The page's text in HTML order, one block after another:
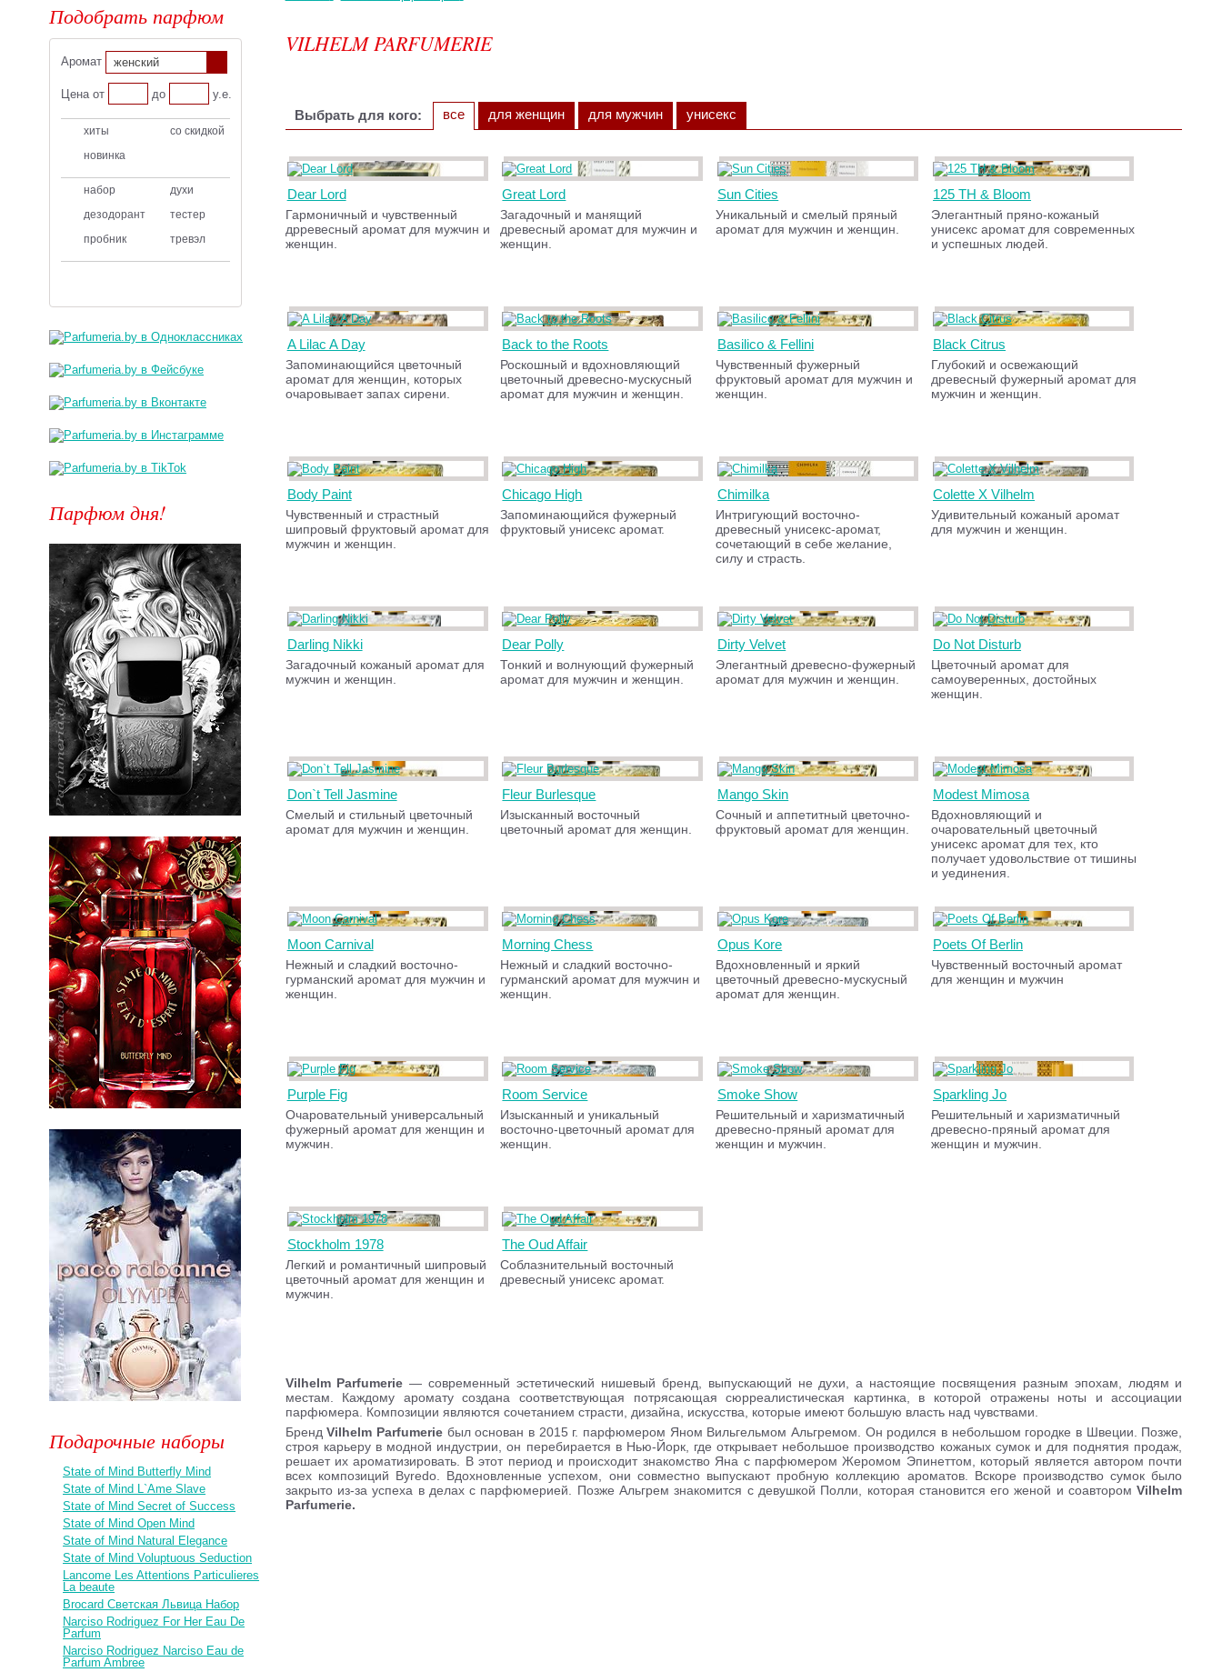
VILHELM PARFUMERIE
Выбрать для кого: все для женщин для мужчин унисекс
Dear Lord
Гармоничный и чувственный
дрревесный аромат для мужчин и
женщин.
Great Lord
Загадочный и манящий
древесный аромат для мужчин и
женщин.
Sun Cities
Уникальный и смелый пряный
аромат для мужчин и женщин.
125 TH & Bloom
Элегантный пряно-кожаный
унисекс аромат для современных
и успешных людей.
A Lilac A Day
Запоминающийся цветочный
аромат для женщин, которых
очаровывает запах сирени.
Back to the Roots
Роскошный и вдохновляющий
цветочный древесно-мускусный
аромат для мужчин и женщин.
Basilico & Fellini
Чувственный фужерный
фруктовый аромат для мужчин и
женщин.
Black Citrus
Глубокий и освежающий
древесный фужерный аромат для
мужчин и женщин.
Body Paint
Чувственный и страстный
шипровый фруктовый аромат для
мужчин и женщин.
Chicago High
Запоминающийся фужерный
фруктовый унисекс аромат.
Chimilka
Интригующий восточно-
древесный унисекс-аромат,
сочетающий в себе желание,
силу и страсть.
Colette X Vilhelm
Удивительный кожаный аромат
для мужчин и женщин.
Darling Nikki
Загадочный кожаный аромат для
мужчин и женщин.
Dear Polly
Тонкий и волнующий фужерный
аромат для мужчин и женщин.
Dirty Velvet
Элегантный древесно-фужерный
аромат для мужчин и женщин.
Do Not Disturb
Цветочный аромат для
самоуверенных, достойных
женщин.
Don`t Tell Jasmine
Смелый и стильный цветочный
аромат для мужчин и женщин.
Fleur Burlesque
Изысканный восточный
цветочный аромат для женщин.
Mango Skin
Сочный и аппетитный цветочно-
фруктовый аромат для женщин.
Modest Mimosa
Вдохновляющий и
очаровательный цветочный
унисекс аромат для тех, кто
получает удовольствие от тишины
и уединения.
Moon Carnival
Нежный и сладкий восточно-
гурманский аромат для мужчин и
женщин.
Morning Chess
Нежный и сладкий восточно-
гурманский аромат для мужчин и
женщин.
Opus Kore
Вдохновленный и яркий
цветочный древесно-мускусный
аромат для женщин.
Poets Of Berlin
Чувственный восточный аромат
для женщин и мужчин
Purple Fig
Очаровательный универсальный
фужерный аромат для женщин и
мужчин.
Room Service
Изысканный и уникальный
восточно-цветочный аромат для
женщин.
Smoke Show
Решительный и харизматичный
древесно-пряный аромат для
женщин и мужчин.
Sparkling Jo
Решительный и харизматичный
древесно-пряный аромат для
женщин и мужчин.
Stockholm 1978
Легкий и романтичный шипровый
цветочный аромат для женщин и
мужчин.
The Oud Affair
Соблазнительный восточный
древесный унисекс аромат.
Vilhelm Parfumerie — современный эстетический нишевый бренд, выпускающий не духи, а настоящие посвящения разным эпохам, людям и
местам. Каждому аромату создана соответствующая потрясающая сюрреалистическая картинка, в которой отражены ноты и ассоциации
парфюмера. Композиции являются сочетанием страсти, дизайна, искусства, которые имеют большую власть над чувствами.
БрендVilhelm Parfumerie был основан в 2015 г. парфюмером Яном Вильгельмом Альгремом. Он родился в небольшом городке в Швеции. Позже,
строя карьеру в модной индустрии, он перебирается в Нью-Йорк, где открывает небольшое производство кожаных сумок и для поднятия продаж,
решает их ароматизировать. В этот период и происходит знакомство Яна с парфюмером Жеромом Эпинеттом, который является автором почти
всех композиций Byredo. Вдохновленные успехом, они совместно выпускают пробную коллекцию ароматов. Вскоре производство сумок было
закрыто из-за успеха в делах с парфюмерией. Позже Альгрем знакомится с девушкой Полли, которая становится его женой и соавторомVilhelm
Parfumerie.
Подобрать парфюм
Аромат женский
Цена от до у.е.
хиты
со скидкой
новинка
набор
духи
дезодорант
тестер
пробник
тревэл
Парфюм дня!
Подарочные наборы
State of Mind Butterfly Mind
State of Mind L`Ame Slave
State of Mind Secret of Success
State of Mind Open Mind
State of Mind Natural Elegance
State of Mind Voluptuous Seduction
Lancome Les Attentions Particulieres
La beaute
Brocard Светская Львица Набор
Narciso Rodriguez For Her Eau De
Parfum
Narciso Rodriguez Narciso Eau de
Parfum Ambree